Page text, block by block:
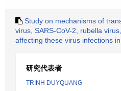
Study on mechanisms of
virus, SARS-CoV-2, rubella
affecting these virus infections
研究代表者
TRINH DUYQUANG